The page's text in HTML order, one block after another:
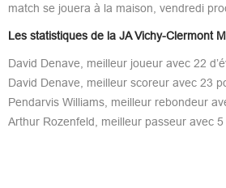
match se jouera à la maison, vendredi
Les statistiques de la JA Vichy-Clermont
David Denave, meilleur joueur avec 22
David Denave, meilleur scoreur avec 23
Pendarvis Williams, meilleur rebondeur
Arthur Rozenfeld, meilleur passeur avec 5